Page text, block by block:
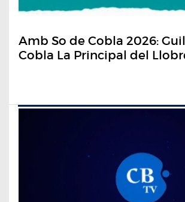
Amb So de Cobla 2026:
Cobla La Principal del